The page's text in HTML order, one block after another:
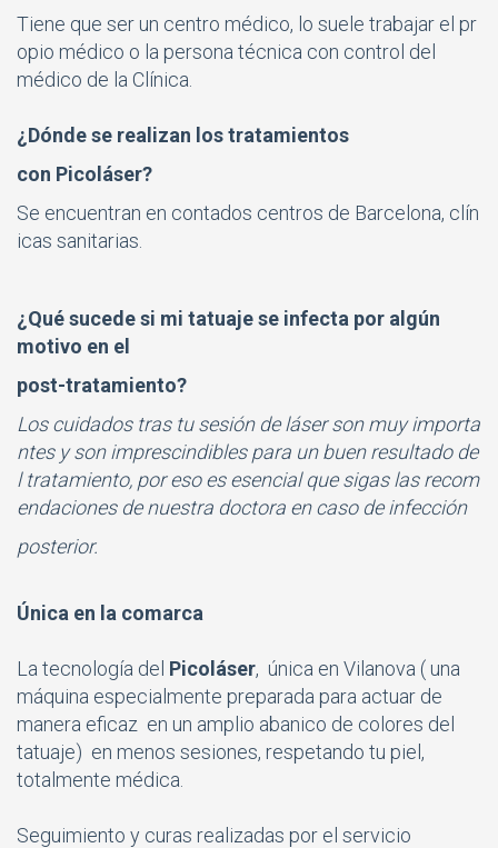
Tiene que ser un centro médico, lo suele trabajar el pr
opio médico o la persona técnica con control del
médico de la Clínica.
¿Dónde se realizan los tratamientos
con Picoláser?
Se encuentran en contados centros de Barcelona, clín
icas sanitarias.
¿Qué sucede si mi tatuaje se infecta por algún
motivo en el
post-tratamiento?
Los cuidados tras tu sesión de láser son muy importa
ntes y son imprescindibles para un buen resultado de
l tratamiento, por eso es esencial que sigas las recom
endaciones de nuestra doctora en caso de infección
posterior.
Única en la comarca
La tecnología del Picoláser, única en Vilanova ( una
máquina especialmente preparada para actuar de
manera eficaz en un amplio abanico de colores del
tatuaje) en menos sesiones, respetando tu piel,
totalmente médica.
Seguimiento y curas realizadas por el servicio